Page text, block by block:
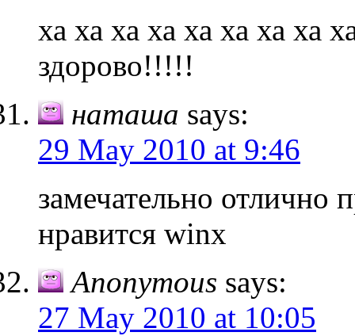
ха ха ха ха ха ха ха ха
здорово!!!!!
наташа says:
29 May 2010 at 9:46
замечательно отлично
нравится winx
Anonymous says:
27 May 2010 at 10:05